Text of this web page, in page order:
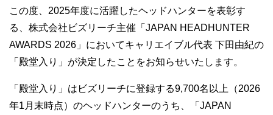
この度、2025年度に活躍したヘッドハンターを表彰す
る、株式会社ビズリーチ主催「JAPAN HEADHUNTER
AWARDS 2026」においてキャリエイブル代表 下田由紀の
「殿堂入り」が決定したことをお知らせいたします。
「殿堂入り」はビズリーチに登録する9,700名以上（2026
年1月末時点）のヘッドハンターのうち、「JAPAN